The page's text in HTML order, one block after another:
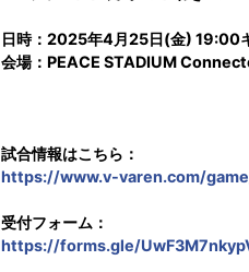
日時：2025年4月25日(金) 19:00
会場：PEACE STADIUM
試合情報はこちら：
https://www.v-varen.com/
受付フォーム：
https://forms.gle/